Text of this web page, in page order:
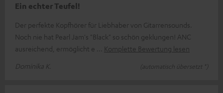
Ein echter Teufel!
Der perfekte Kopfhörer für Liebhaber von Gitarrensounds.
Noch nie hat Pearl Jam's "Black" so schön geklungen! ANC
ausreichend, ermöglicht e
Komplette Bewertung lesen
Dominika K.
(automatisch übersetzt *)